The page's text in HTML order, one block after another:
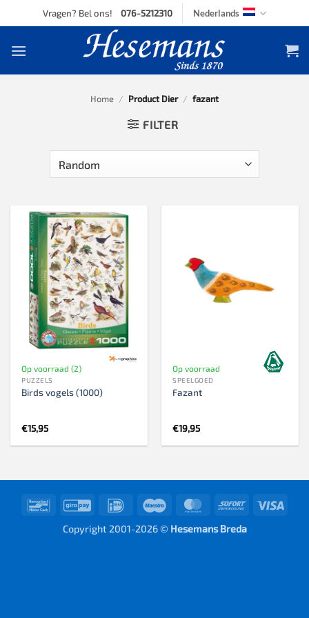
to
Vragen? Bel ons! 076-5212310 Nederlands
Home / Product Dier / fazant
FILTER
Op voorraad (2)
PUZZELS
Birds vogels (1000)
€15,95
Op voorraad
SPEELGOED
Fazant
€19,95
BancontactGiroPay IDeal Maestro MasterCardSofort
Copyright 2001-2026 © Hesemans Breda